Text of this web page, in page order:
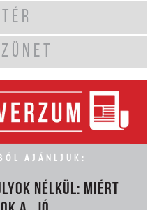
AJÁNLJUK:
NÉLKÜL: MIÉRT